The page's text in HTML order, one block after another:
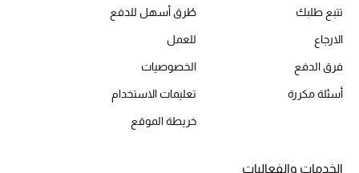
ركن أناقة المنتجعات
حصريًا عبر الإنترنت
تتبع طلبك
الارجاع
فرق الدفع
أسئلة مكررة
طُرق أسهل للدفع
للعمل
الخصوصيات
تعليمات الاستخدام
خريطة الموقع
الخدمات والفعاليات